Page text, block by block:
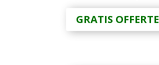
GRATIS OFFERTE